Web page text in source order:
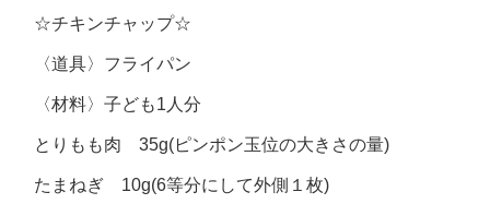
☆チキンチャップ☆
〈道具〉フライパン
〈材料〉子ども1人分
とりもも肉 35g(ピンポン玉位の大きさの量)
たまねぎ 10g(6等分にして外側１枚)